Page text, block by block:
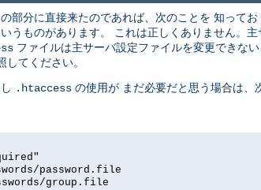
部分に直接来たのであれば、次のことを 知って
うものがあります。 これは正しくありません。
ファイルは主サーバ設定ファイルを変更できな
してください。
.htaccess の使用が まだ必要だと思う場合は、
password.file
group.file